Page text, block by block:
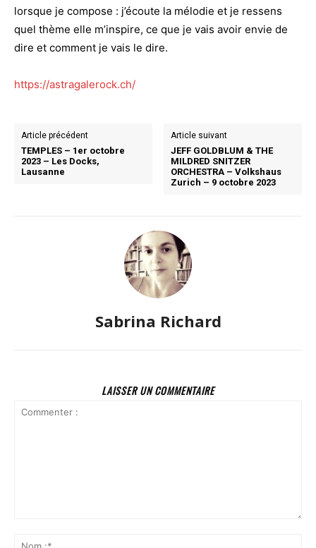
lorsque je compose : j’écoute la mélodie et je ressens
quel thème elle m’inspire, ce que je vais avoir envie de
dire et comment je vais le dire.
https://astragalerock.ch/
Article précédent
TEMPLES – 1er octobre
2023 – Les Docks,
Lausanne
Article suivant
JEFF GOLDBLUM & THE
MILDRED SNITZER
ORCHESTRA – Volkshaus
Zurich – 9 octobre 2023
Sabrina Richard
LAISSER UN COMMENTAIRE